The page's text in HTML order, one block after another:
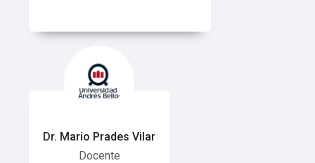
Dr. Mario Prades Vilar
Docente